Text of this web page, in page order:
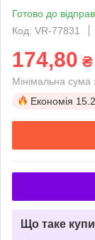
Готово до
Код: VR-77831
174,80 ₴
Мінімальна
Економія
Що таке